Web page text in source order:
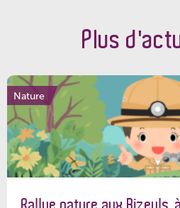
Plus
Nature